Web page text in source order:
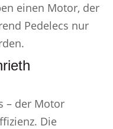
einen Motor, der
Pedelecs nur
– der Motor
Die